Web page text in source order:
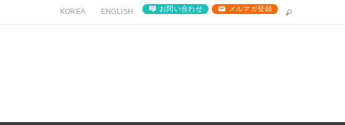
KOREA ENGLISH お問い合わせ メルマガ登録